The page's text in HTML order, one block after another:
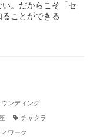
。だからこそ「セ
ことができる
ウンディング
チャクラ
ィワーク